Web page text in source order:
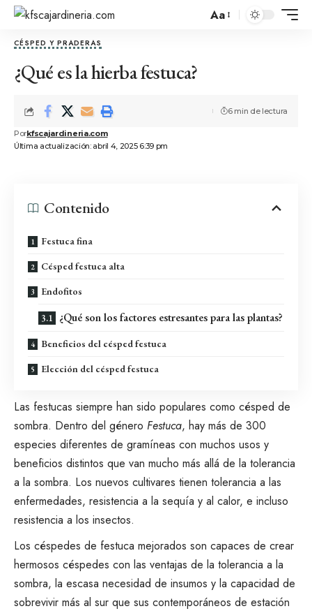
Aa
CÉSPED Y PRADERAS
¿Qué es la hierba festuca?
Última actualización: abril 4, 2025 6:39 pm
Porkfscajardineria.com
6 min de lectura
Contenido
Festuca fina
Césped festuca alta
Endofitos
¿Qué son los factores estresantes para las plantas?
Beneficios del césped festuca
Elección del césped festuca
Las festucas siempre han sido populares como césped de
sombra. Dentro del género Festuca, hay más de 300
especies diferentes de gramíneas con muchos usos y
beneficios distintos que van mucho más allá de la tolerancia
a la sombra. Los nuevos cultivares tienen tolerancia a las
enfermedades, resistencia a la sequía y al calor, e incluso
resistencia a los insectos.
Los céspedes de festuca mejorados son capaces de crear
hermosos céspedes con las ventajas de la tolerancia a la
sombra, la escasa necesidad de insumos y la capacidad de
sobrevivir más al sur que sus contemporáneos de estación